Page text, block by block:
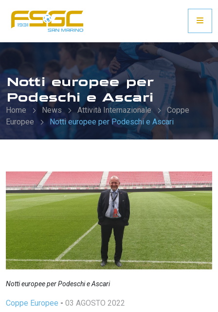
Notti europee per
Podeschi e Ascari
Home News Attività Internazionale
Coppe
Europee
Notti europee per Podeschi e Ascari
Notti europee per Podeschi e Ascari
Coppe Europee - 03 AGOSTO 2022